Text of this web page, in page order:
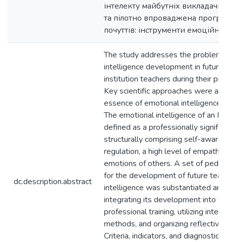
інтелекту майбутніх
та пілотно впроваджена
почуттів: інструменти
dc.description.abstract
The study addresses the problem
intelligence development in future
institution teachers during their
Key scientific approaches were
essence of emotional intelligence
The emotional intelligence of an
defined as a professionally
structurally comprising self-
regulation, a high level of
emotions of others. A set of
for the development of future
intelligence was substantiated
integrating its development into
professional training, utilizing
methods, and organizing
Criteria, indicators, and diagnostic